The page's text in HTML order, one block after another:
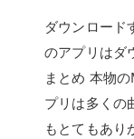
ダウンロード
のアプリはダ
まとめ 本物
プリは多くの
もとてもあり